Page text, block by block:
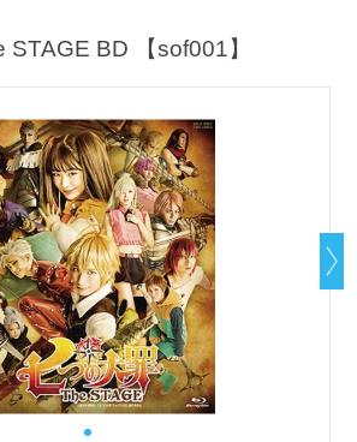
STAGE BD 【sof001】